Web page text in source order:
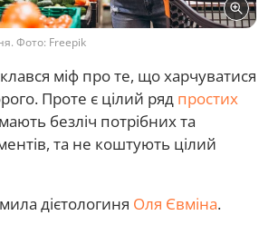
Фото: Freepik
міф про те, що харчуватися
Проте є цілий ряд простих
мають безліч потрібних та
та не коштують цілий
дієтологиня Оля Євміна.